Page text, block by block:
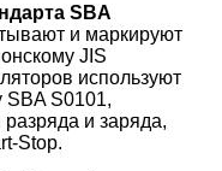
SBA
и маркируют
JIS
используют
SBA S0101,
и заряда,
Stop.